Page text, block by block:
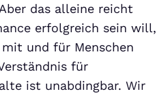
das alleine reicht
erfolgreich sein will,
und für Menschen
für
ist unabdingbar. Wir